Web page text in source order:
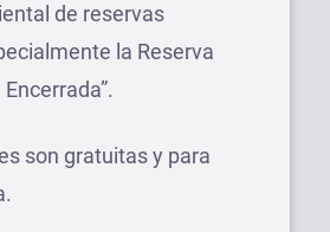
de reservas
la Reserva
son gratuitas y para